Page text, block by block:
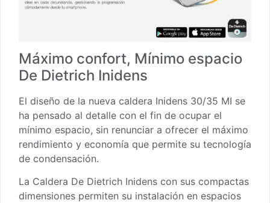
Máximo confort, Mínimo espacio
De Dietrich Inidens
El diseño de la nueva caldera Inidens 30/35 MI se
ha pensado al detalle con el fin de ocupar el
mínimo espacio, sin renunciar a ofrecer el máximo
rendimiento y economía que permite su tecnología
de condensación.
La Caldera De Dietrich Inidens con sus compactas
dimensiones permiten su instalación en espacios